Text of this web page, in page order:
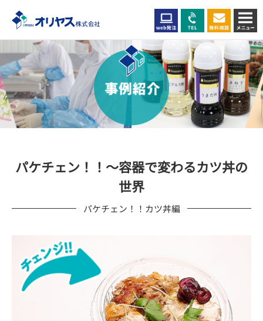
パケチェン！！～容器で変わるカツ丼の
世界
パケチェン！！カツ丼編